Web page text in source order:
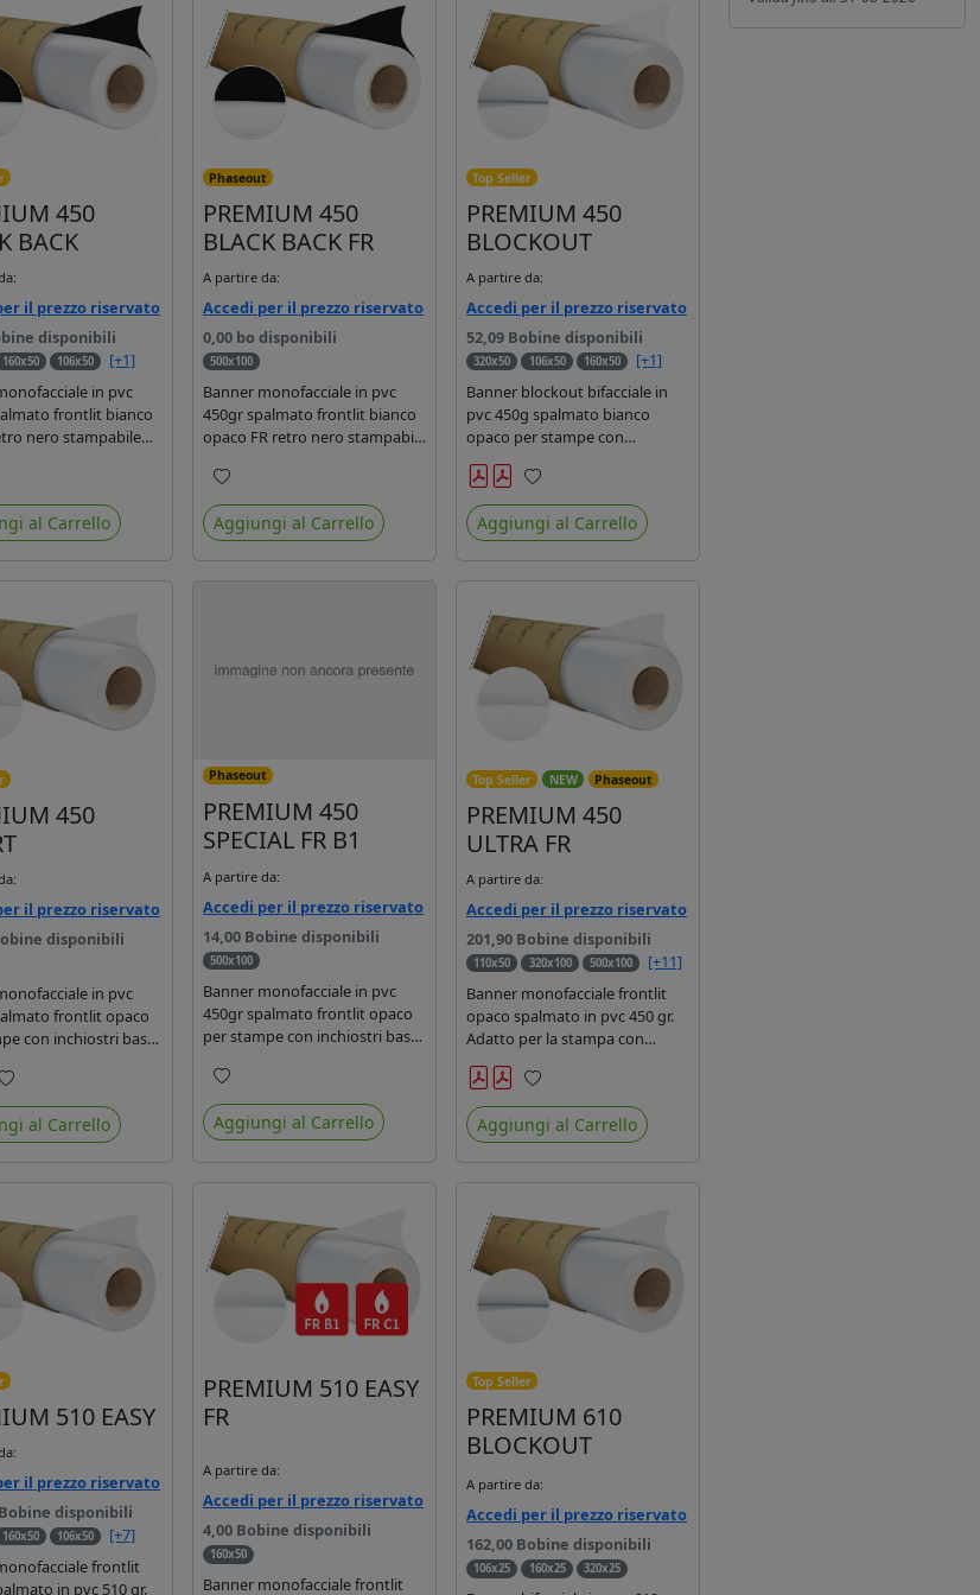
450
BACK
il prezzo riservato
disponibili
160x50 106x50
[+1]
in pvc
frontlit bianco
nero stampabile
solvente,
uv e latex.
al Carrello
Phaseout
PREMIUM 450
BLACK BACK FR
A partire da:
Accedi per il prezzo riservato
0,00 bo disponibili
500x100
Banner monofacciale in pvc
450gr spalmato frontlit bianco
opaco FR retro nero stampabile
ecosolvente, uv e latex.
Preferiti
Aggiungi al Carrello
Top Seller
PREMIUM 450
BLOCKOUT
A partire da:
Accedi per il prezzo riservato
52,09 Bobine disponibili
320x50 106x50 160x50
[+1]
Banner blockout bifacciale in
pvc 450g spalmato bianco
opaco per stampe con
inchiostri base solvente,
ecosolvente, uv e latex.
Preferiti
Aggiungi al Carrello
450
il prezzo riservato
disponibili
in pvc
frontlit opaco
con inchiostri base
ecosolvente, uv e
Preferiti
al Carrello
Phaseout
PREMIUM 450
SPECIAL FR B1
A partire da:
Accedi per il prezzo riservato
14,00 Bobine disponibili
500x100
Banner monofacciale in pvc
450gr spalmato frontlit opaco
per stampe con inchiostri base
latex. Dotato di certificato FR
B1.Preferiti
Aggiungi al Carrello
Top Seller NEW Phaseout
PREMIUM 450
ULTRA FR
A partire da:
Accedi per il prezzo riservato
201,90 Bobine disponibili
110x50 320x100 500x100
[+11]
Banner monofacciale frontlit
opaco spalmato in pvc 450 gr.
Adatto per la stampa con
inchiostri base solvente,
ecosolvente, uv e latex. Densità
fili Dtex 1000X1000, fili 18X18.
Dotato di certificato Fr. Anima
Preferiti
Aggiungi al Carrello
510 EASY
il prezzo riservato
disponibili
160x50 106x50
[+7]
frontlit
in pvc 510 gr.
PREMIUM 510 EASY
FR
A partire da:
Accedi per il prezzo riservato
4,00 Bobine disponibili
160x50
Banner monofacciale frontlit
Top Seller
PREMIUM 610
BLOCKOUT
A partire da:
Accedi per il prezzo riservato
162,00 Bobine disponibili
106x25 160x25 320x25